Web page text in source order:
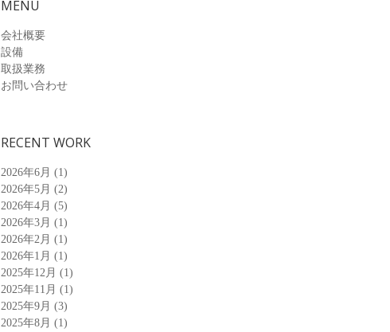
MENU
会社概要
設備
取扱業務
お問い合わせ
RECENT WORK
2026年6月 (1)
2026年5月 (2)
2026年4月 (5)
2026年3月 (1)
2026年2月 (1)
2026年1月 (1)
2025年12月 (1)
2025年11月 (1)
2025年9月 (3)
2025年8月 (1)